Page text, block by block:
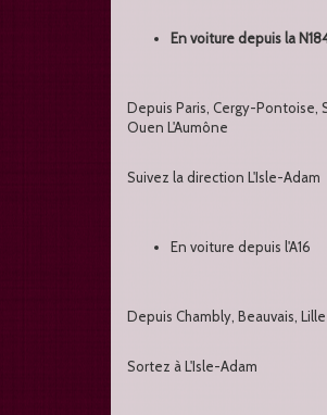
En voiture depuis la
Depuis Paris, Cergy-Pontoise,
Ouen L'Aumône
Suivez la direction L'Isle-Adam
En voiture depuis l'A16
Depuis Chambly, Beauvais, Lille
Sortez à L'Isle-Adam